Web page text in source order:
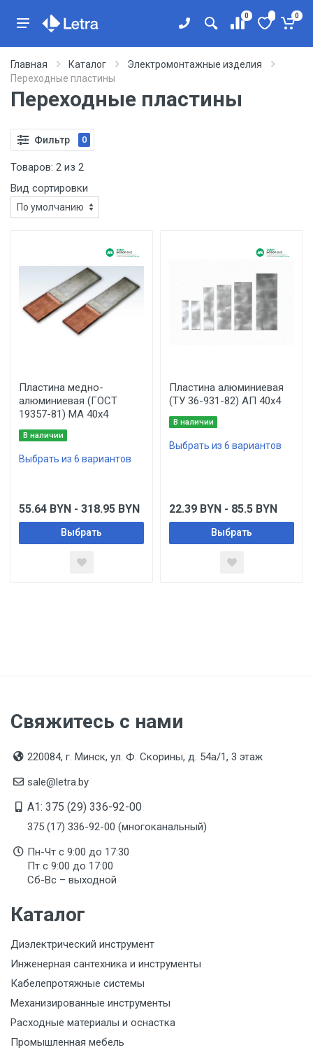
0 0
Главная Каталог
Электромонтажные изделия
Переходные пластины
Переходные пластины
Фильтр 0
Товаров: 2 из 2
Вид сортировки
Пластина медно-
алюминиевая (ГОСТ
19357-81) МА 40х4
В наличии
Выбрать из 6 вариантов
55.64 BYN - 318.95 BYN
Выбрать
Пластина алюминиевая
(ТУ 36-931-82) АП 40х4
В наличии
Выбрать из 6 вариантов
22.39 BYN - 85.5 BYN
Выбрать
Свяжитесь с нами
220084, г. Минск, ул. Ф. Скорины, д. 54а/1, 3 этаж
sale@letra.by
A1: 375 (29) 336-92-00
375 (17) 336-92-00 (многоканальный)
Пн-Чт с 9:00 до 17:30
Пт с 9:00 до 17:00
Сб-Вс – выходной
Каталог
Диэлектрический инструмент
Инженерная сантехника и инструменты
Кабелепротяжные системы
Механизированные инструменты
Расходные материалы и оснастка
Промышленная мебель